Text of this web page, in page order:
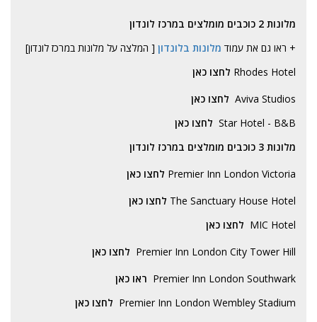
מלונות 2 כוכבים מומלצים במרכז לונדון
+ ראו גם את עמוד מלונות בלונדון [ המלצה על מלונות במרכז לונדון]
Rhodes Hotel לחצו כאן
Aviva Studios לחצו כאן
Star Hotel - B&B לחצו כאן
מלונות 3 כוכבים מומלצים במרכז לונדון
Premier Inn London Victoria לחצו כאן
The Sanctuary House Hotel לחצו כאן
MIC Hotel לחצו כאן
Premier Inn London City Tower Hill לחצו כאן
Premier Inn London Southwark ראו כאן
Premier Inn London Wembley Stadium לחצו כאן